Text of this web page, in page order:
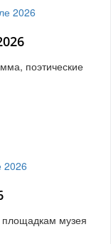
поэтические
площадкам музея